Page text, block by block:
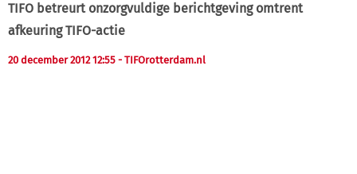
TIFO betreurt onzorgvuldige berichtgeving omtrent
afkeuring TIFO-actie
20 december 2012 12:55 - TIFOrotterdam.nl